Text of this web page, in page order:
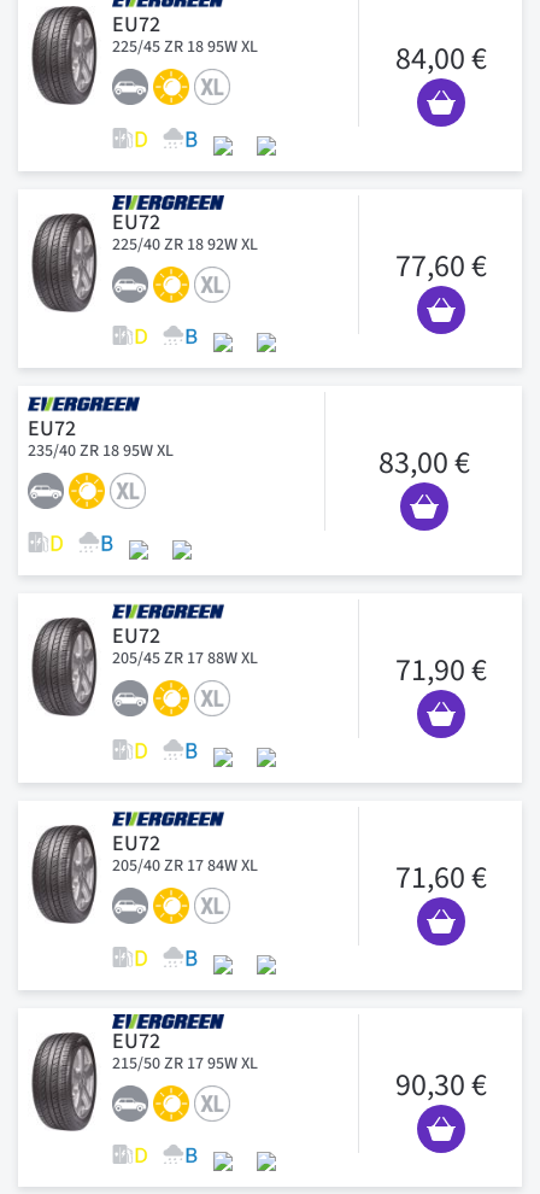
EU72
225/45 ZR 18 95W XL 84,00 €
EU72
225/40 ZR 18 92W XL 77,60 €
EU72
235/40 ZR 18 95W XL 83,00 €
EU72
205/45 ZR 17 88W XL 71,90 €
EU72
205/40 ZR 17 84W XL 71,60 €
EU72
215/50 ZR 17 95W XL 90,30 €